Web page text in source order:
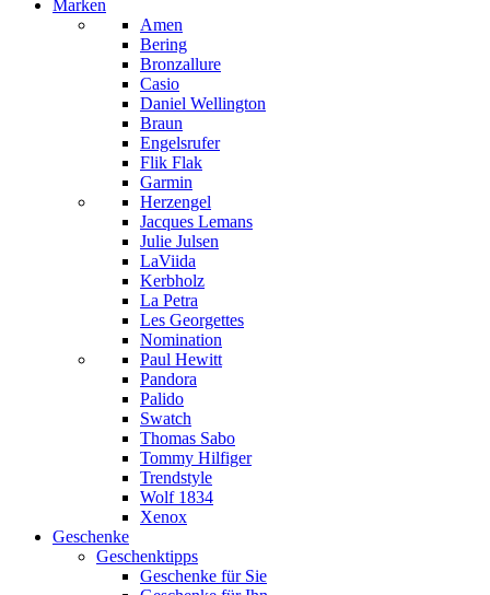
Marken
Amen
Bering
Bronzallure
Casio
Daniel Wellington
Braun
Engelsrufer
Flik Flak
Garmin
Herzengel
Jacques Lemans
Julie Julsen
LaViida
Kerbholz
La Petra
Les Georgettes
Nomination
Paul Hewitt
Pandora
Palido
Swatch
Thomas Sabo
Tommy Hilfiger
Trendstyle
Wolf 1834
Xenox
Geschenke
Geschenktipps
Geschenke für Sie